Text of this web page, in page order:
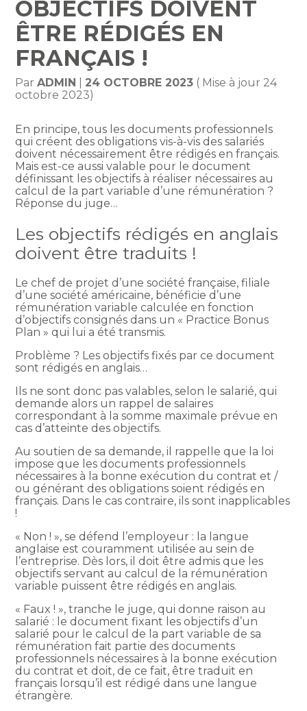
OBJECTIFS DOIVENT
ÊTRE RÉDIGÉS EN
FRANÇAIS !
ParADMIN 24 OCTOBRE 2023 ( Mise à jour 24
octobre 2023)
En principe, tous les documents professionnels
qui créent des obligations vis-à-vis des salariés
doivent nécessairement être rédigés en français.
Mais est-ce aussi valable pour le document
définissant les objectifs à réaliser nécessaires au
calcul de la part variable d’une rémunération ?
Réponse du juge…
Les objectifs rédigés en anglais
doivent être traduits !
Le chef de projet d’une société française, filiale
d’une société américaine, bénéficie d’une
rémunération variable calculée en fonction
d’objectifs consignés dans un « Practice Bonus
Plan » qui lui a été transmis.
Problème ? Les objectifs fixés par ce document
sont rédigés en anglais…
Ils ne sont donc pas valables, selon le salarié, qui
demande alors un rappel de salaires
correspondant à la somme maximale prévue en
cas d’atteinte des objectifs.
Au soutien de sa demande, il rappelle que la loi
impose que les documents professionnels
nécessaires à la bonne exécution du contrat et /
ou générant des obligations soient rédigés en
français. Dans le cas contraire, ils sont inapplicables
!
« Non ! », se défend l’employeur : la langue
anglaise est couramment utilisée au sein de
l’entreprise. Dès lors, il doit être admis que les
objectifs servant au calcul de la rémunération
variable puissent être rédigés en anglais.
« Faux ! », tranche le juge, qui donne raison au
salarié : le document fixant les objectifs d’un
salarié pour le calcul de la part variable de sa
rémunération fait partie des documents
professionnels nécessaires à la bonne exécution
du contrat et doit, de ce fait, être traduit en
français lorsqu’il est rédigé dans une langue
étrangère.